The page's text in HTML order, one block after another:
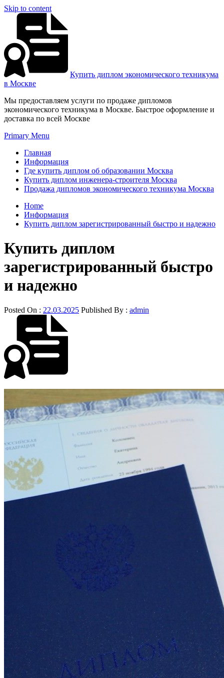
Skip to content
Купить диплом экономического техникума
в Москве
Мы предоставляем услуги по продаже дипломов
экономического техникума в Москве. Быстрое оформление и
доставка по всей Москве
Primary Menu
Главная
Информация
Где купить диплом об образовании Москва
Купить диплом инженера-строителя Москва
Продажа дипломов экономического техникума Москва
Home
Информация
Купить диплом зарегистрированный быстро и надежно
Купить диплом
зарегистрированный быстро
и надежно
Posted On : 22.03.2025 Published By : admin